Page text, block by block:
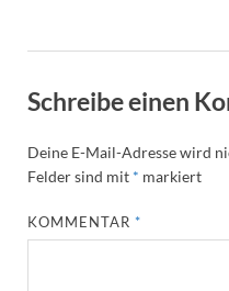
Schreibe einen
Deine E-Mail-Adresse wird
Felder sind mit * markiert
KOMMENTAR*